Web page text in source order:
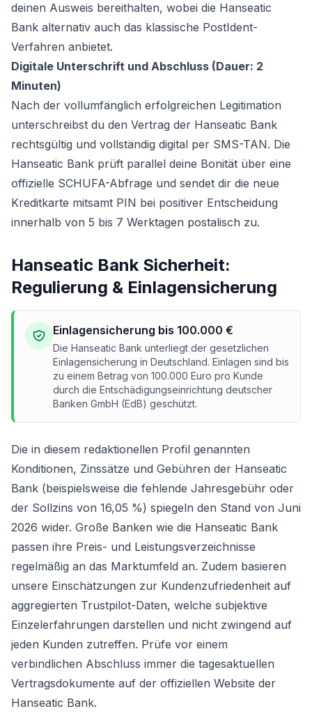
deinen Ausweis bereithalten, wobei die Hanseatic
Bank alternativ auch das klassische PostIdent-
Verfahren anbietet.
Digitale Unterschrift und Abschluss (Dauer: 2
Minuten)
Nach der vollumfänglich erfolgreichen Legitimation
unterschreibst du den Vertrag der Hanseatic Bank
rechtsgültig und vollständig digital per SMS-TAN. Die
Hanseatic Bank prüft parallel deine Bonität über eine
offizielle SCHUFA-Abfrage und sendet dir die neue
Kreditkarte mitsamt PIN bei positiver Entscheidung
innerhalb von 5 bis 7 Werktagen postalisch zu.
Hanseatic Bank Sicherheit:
Regulierung & Einlagensicherung
Einlagensicherung bis 100.000 €
Die Hanseatic Bank unterliegt der gesetzlichen
Einlagensicherung in Deutschland. Einlagen sind bis
zu einem Betrag von 100.000 Euro pro Kunde
durch die Entschädigungseinrichtung deutscher
Banken GmbH (EdB) geschützt.
Die in diesem redaktionellen Profil genannten
Konditionen, Zinssätze und Gebühren der Hanseatic
Bank (beispielsweise die fehlende Jahresgebühr oder
der Sollzins von 16,05 %) spiegeln den Stand von Juni
2026 wider. Große Banken wie die Hanseatic Bank
passen ihre Preis- und Leistungsverzeichnisse
regelmäßig an das Marktumfeld an. Zudem basieren
unsere Einschätzungen zur Kundenzufriedenheit auf
aggregierten Trustpilot-Daten, welche subjektive
Einzelerfahrungen darstellen und nicht zwingend auf
jeden Kunden zutreffen. Prüfe vor einem
verbindlichen Abschluss immer die tagesaktuellen
Vertragsdokumente auf der offiziellen Website der
Hanseatic Bank.